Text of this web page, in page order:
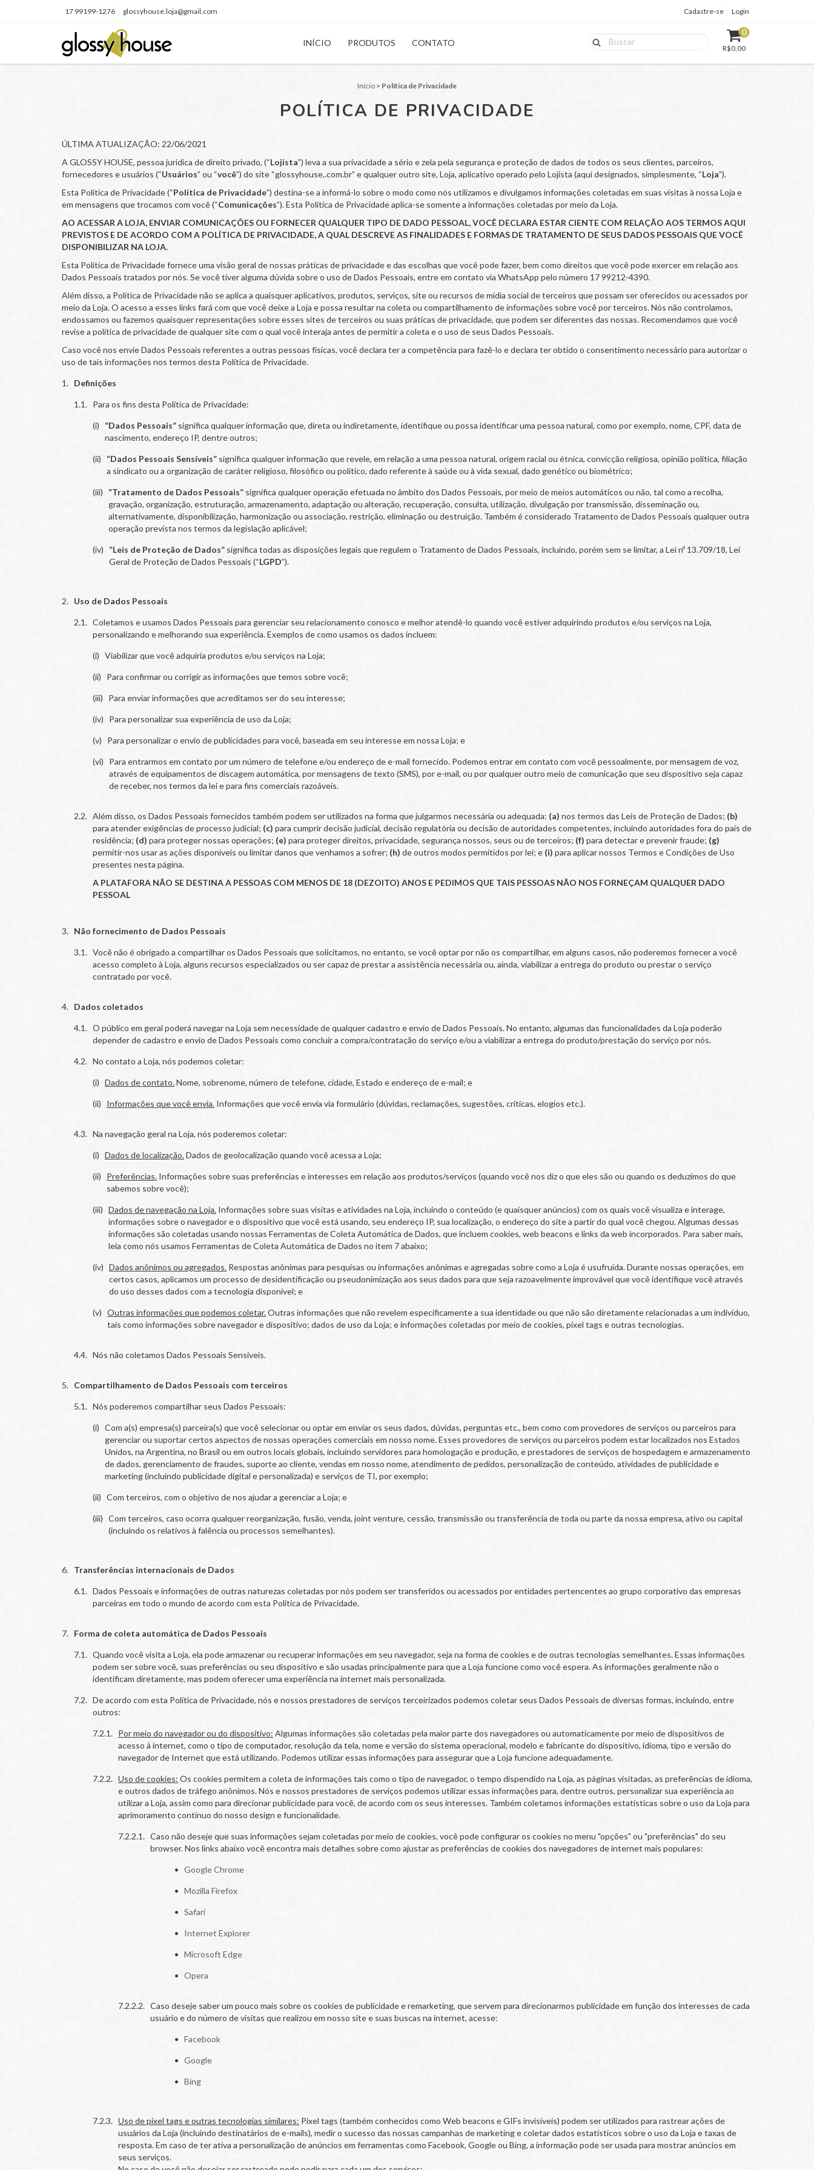
17 99199-1276 glossyhouse.loja@gmail.com Cadastre-se Login
INÍCIO PRODUTOS CONTATO
0
R$0,00
Início > Política de Privacidade
POLÍTICA DE PRIVACIDADE
ÚLTIMA ATUALIZAÇÃO: 22/06/2021
A GLOSSY HOUSE, pessoa jurídica de direito privado, (“Lojista”) leva a sua privacidade a sério e zela pela segurança e proteção de dados de todos os seus clientes, parceiros,
fornecedores e usuários (“Usuários” ou “você”) do site “glossyhouse..com.br” e qualquer outro site, Loja, aplicativo operado pelo Lojista (aqui designados, simplesmente, “Loja”).
Esta Política de Privacidade (“Política de Privacidade”) destina-se a informá-lo sobre o modo como nós utilizamos e divulgamos informações coletadas em suas visitas à nossa Loja e
em mensagens que trocamos com você (“Comunicações”). Esta Política de Privacidade aplica-se somente a informações coletadas por meio da Loja.
AO ACESSAR A LOJA, ENVIAR COMUNICAÇÕES OU FORNECER QUALQUER TIPO DE DADO PESSOAL, VOCÊ DECLARA ESTAR CIENTE COM RELAÇÃO AOS TERMOS AQUI
PREVISTOS E DE ACORDO COM A POLÍTICA DE PRIVACIDADE, A QUAL DESCREVE AS FINALIDADES E FORMAS DE TRATAMENTO DE SEUS DADOS PESSOAIS QUE VOCÊ
DISPONIBILIZAR NA LOJA.
Esta Política de Privacidade fornece uma visão geral de nossas práticas de privacidade e das escolhas que você pode fazer, bem como direitos que você pode exercer em relação aos
Dados Pessoais tratados por nós. Se você tiver alguma dúvida sobre o uso de Dados Pessoais, entre em contato via WhatsApp pelo número 17 99212-4390.
Além disso, a Política de Privacidade não se aplica a quaisquer aplicativos, produtos, serviços, site ou recursos de mídia social de terceiros que possam ser oferecidos ou acessados por
meio da Loja. O acesso a esses links fará com que você deixe a Loja e possa resultar na coleta ou compartilhamento de informações sobre você por terceiros. Nós não controlamos,
endossamos ou fazemos quaisquer representações sobre esses sites de terceiros ou suas práticas de privacidade, que podem ser diferentes das nossas. Recomendamos que você
revise a política de privacidade de qualquer site com o qual você interaja antes de permitir a coleta e o uso de seus Dados Pessoais.
Caso você nos envie Dados Pessoais referentes a outras pessoas físicas, você declara ter a competência para fazê-lo e declara ter obtido o consentimento necessário para autorizar o
uso de tais informações nos termos desta Política de Privacidade.
Definições
Para os fins desta Política de Privacidade:
“Dados Pessoais” significa qualquer informação que, direta ou indiretamente, identifique ou possa identificar uma pessoa natural, como por exemplo, nome, CPF, data de
nascimento, endereço IP, dentre outros;
“Dados Pessoais Sensíveis” significa qualquer informação que revele, em relação a uma pessoa natural, origem racial ou étnica, convicção religiosa, opinião política, filiação
a sindicato ou a organização de caráter religioso, filosófico ou político, dado referente à saúde ou à vida sexual, dado genético ou biométrico;
“Tratamento de Dados Pessoais” significa qualquer operação efetuada no âmbito dos Dados Pessoais, por meio de meios automáticos ou não, tal como a recolha,
gravação, organização, estruturação, armazenamento, adaptação ou alteração, recuperação, consulta, utilização, divulgação por transmissão, disseminação ou,
alternativamente, disponibilização, harmonização ou associação, restrição, eliminação ou destruição. Também é considerado Tratamento de Dados Pessoais qualquer outra
operação prevista nos termos da legislação aplicável;
“Leis de Proteção de Dados” significa todas as disposições legais que regulem o Tratamento de Dados Pessoais, incluindo, porém sem se limitar, a Lei nº 13.709/18, Lei
Geral de Proteção de Dados Pessoais (“LGPD”).
Uso de Dados Pessoais
Coletamos e usamos Dados Pessoais para gerenciar seu relacionamento conosco e melhor atendê-lo quando você estiver adquirindo produtos e/ou serviços na Loja,
personalizando e melhorando sua experiência. Exemplos de como usamos os dados incluem:
Viabilizar que você adquiria produtos e/ou serviços na Loja;
Para confirmar ou corrigir as informações que temos sobre você;
Para enviar informações que acreditamos ser do seu interesse;
Para personalizar sua experiência de uso da Loja;
Para personalizar o envio de publicidades para você, baseada em seu interesse em nossa Loja; e
Para entrarmos em contato por um número de telefone e/ou endereço de e-mail fornecido. Podemos entrar em contato com você pessoalmente, por mensagem de voz,
através de equipamentos de discagem automática, por mensagens de texto (SMS), por e-mail, ou por qualquer outro meio de comunicação que seu dispositivo seja capaz
de receber, nos termos da lei e para fins comerciais razoáveis.
Além disso, os Dados Pessoais fornecidos também podem ser utilizados na forma que julgarmos necessária ou adequada: (a) nos termos das Leis de Proteção de Dados; (b)
para atender exigências de processo judicial; (c) para cumprir decisão judicial, decisão regulatória ou decisão de autoridades competentes, incluindo autoridades fora do país de
residência; (d) para proteger nossas operações; (e) para proteger direitos, privacidade, segurança nossos, seus ou de terceiros; (f) para detectar e prevenir fraude; (g)
permitir-nos usar as ações disponíveis ou limitar danos que venhamos a sofrer; (h) de outros modos permitidos por lei; e (i) para aplicar nossos Termos e Condições de Uso
presentes nesta página.
A PLATAFORA NÃO SE DESTINA A PESSOAS COM MENOS DE 18 (DEZOITO) ANOS E PEDIMOS QUE TAIS PESSOAS NÃO NOS FORNEÇAM QUALQUER DADO
PESSOAL
Não fornecimento de Dados Pessoais
Você não é obrigado a compartilhar os Dados Pessoais que solicitamos, no entanto, se você optar por não os compartilhar, em alguns casos, não poderemos fornecer a você
acesso completo à Loja, alguns recursos especializados ou ser capaz de prestar a assistência necessária ou, ainda, viabilizar a entrega do produto ou prestar o serviço
contratado por você.
Dados coletados
O público em geral poderá navegar na Loja sem necessidade de qualquer cadastro e envio de Dados Pessoais. No entanto, algumas das funcionalidades da Loja poderão
depender de cadastro e envio de Dados Pessoais como concluir a compra/contratação do serviço e/ou a viabilizar a entrega do produto/prestação do serviço por nós.
No contato a Loja, nós podemos coletar:
Dados de contato.Nome, sobrenome, número de telefone, cidade, Estado e endereço de e-mail; e
Informações que você envia. Informações que você envia via formulário (dúvidas, reclamações, sugestões, críticas, elogios etc.).
Na navegação geral na Loja, nós poderemos coletar:
Dados de localização.Dados de geolocalização quando você acessa a Loja;
Preferências. Informações sobre suas preferências e interesses em relação aos produtos/serviços (quando você nos diz o que eles são ou quando os deduzimos do que
sabemos sobre você);
Dados de navegação na Loja. Informações sobre suas visitas e atividades na Loja, incluindo o conteúdo (e quaisquer anúncios) com os quais você visualiza e interage,
informações sobre o navegador e o dispositivo que você está usando, seu endereço IP, sua localização, o endereço do site a partir do qual você chegou. Algumas dessas
informações são coletadas usando nossas Ferramentas de Coleta Automática de Dados, que incluem cookies, web beacons e links da web incorporados. Para saber mais,
leia como nós usamos Ferramentas de Coleta Automática de Dados no item 7 abaixo;
Dados anônimos ou agregados. Respostas anônimas para pesquisas ou informações anônimas e agregadas sobre como a Loja é usufruída. Durante nossas operações, em
certos casos, aplicamos um processo de desidentificação ou pseudonimização aos seus dados para que seja razoavelmente improvável que você identifique você através
do uso desses dados com a tecnologia disponível; e
Outras informações que podemos coletar.Outras informações que não revelem especificamente a sua identidade ou que não são diretamente relacionadas a um indivíduo,
tais como informações sobre navegador e dispositivo; dados de uso da Loja; e informações coletadas por meio de cookies, pixel tags e outras tecnologias.
Nós não coletamos Dados Pessoais Sensíveis.
Compartilhamento de Dados Pessoais com terceiros
Nós poderemos compartilhar seus Dados Pessoais:
Com a(s) empresa(s) parceira(s) que você selecionar ou optar em enviar os seus dados, dúvidas, perguntas etc., bem como com provedores de serviços ou parceiros para
gerenciar ou suportar certos aspectos de nossas operações comerciais em nosso nome. Esses provedores de serviços ou parceiros podem estar localizados nos Estados
Unidos, na Argentina, no Brasil ou em outros locais globais, incluindo servidores para homologação e produção, e prestadores de serviços de hospedagem e armazenamento
de dados, gerenciamento de fraudes, suporte ao cliente, vendas em nosso nome, atendimento de pedidos, personalização de conteúdo, atividades de publicidade e
marketing (incluindo publicidade digital e personalizada) e serviços de TI, por exemplo;
Com terceiros, com o objetivo de nos ajudar a gerenciar a Loja; e
Com terceiros, caso ocorra qualquer reorganização, fusão, venda, joint venture, cessão, transmissão ou transferência de toda ou parte da nossa empresa, ativo ou capital
(incluindo os relativos à falência ou processos semelhantes).
Transferências internacionais de Dados
Dados Pessoais e informações de outras naturezas coletadas por nós podem ser transferidos ou acessados por entidades pertencentes ao grupo corporativo das empresas
parceiras em todo o mundo de acordo com esta Política de Privacidade.
Forma de coleta automática de Dados Pessoais
Quando você visita a Loja, ela pode armazenar ou recuperar informações em seu navegador, seja na forma de cookies e de outras tecnologias semelhantes. Essas informações
podem ser sobre você, suas preferências ou seu dispositivo e são usadas principalmente para que a Loja funcione como você espera. As informações geralmente não o
identificam diretamente, mas podem oferecer uma experiência na internet mais personalizada.
De acordo com esta Política de Privacidade, nós e nossos prestadores de serviços terceirizados podemos coletar seus Dados Pessoais de diversas formas, incluindo, entre
outros:
Por meio do navegador ou do dispositivo: Algumas informações são coletadas pela maior parte dos navegadores ou automaticamente por meio de dispositivos de
acesso à internet, como o tipo de computador, resolução da tela, nome e versão do sistema operacional, modelo e fabricante do dispositivo, idioma, tipo e versão do
navegador de Internet que está utilizando. Podemos utilizar essas informações para assegurar que a Loja funcione adequadamente.
Uso de cookies: Os cookies permitem a coleta de informações tais como o tipo de navegador, o tempo dispendido na Loja, as páginas visitadas, as preferências de idioma,
e outros dados de tráfego anônimos. Nós e nossos prestadores de serviços podemos utilizar essas informações para, dentre outros, personalizar sua experiência ao
utilizar a Loja, assim como para direcionar publicidade para você, de acordo com os seus interesses. Também coletamos informações estatísticas sobre o uso da Loja para
aprimoramento contínuo do nosso design e funcionalidade.
Caso não deseje que suas informações sejam coletadas por meio de cookies, você pode configurar os cookies no menu "opções" ou "preferências" do seu
browser. Nos links abaixo você encontra mais detalhes sobre como ajustar as preferências de cookies dos navegadores de internet mais populares:
Google Chrome
Mozilla Firefox
Safari
Internet Explorer
Microsoft Edge
Opera
Caso deseje saber um pouco mais sobre os cookies de publicidade e remarketing, que servem para direcionarmos publicidade em função dos interesses de cada
usuário e do número de visitas que realizou em nosso site e suas buscas na internet, acesse:
Facebook
Google
Bing
Uso de pixel tags e outras tecnologias similares: Pixel tags (também conhecidos como Web beacons e GIFs invisíveis) podem ser utilizados para rastrear ações de
usuários da Loja (incluindo destinatários de e-mails), medir o sucesso das nossas campanhas de marketing e coletar dados estatísticos sobre o uso da Loja e taxas de
resposta. Em caso de ter ativa a personalização de anúncios em ferramentas como Facebook, Google ou Bing, a informação pode ser usada para mostrar anúncios em
seus serviços.